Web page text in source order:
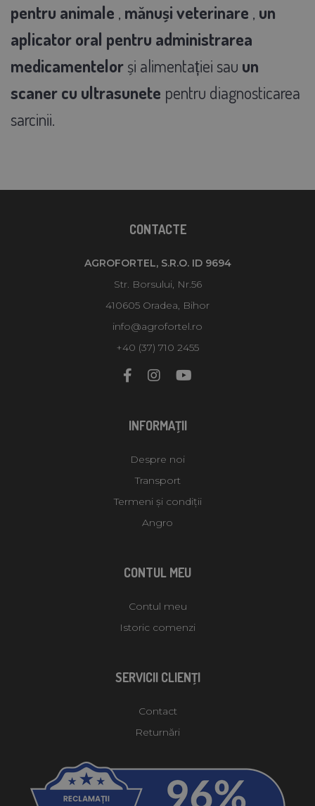
pentru animale , mănuși veterinare , un
aplicator oral pentru administrarea
medicamentelorși alimentației sau un
scaner cu ultrasunete pentru diagnosticarea
sarcinii.
CONTACTE
AGROFORTEL, S.R.O. ID 9694
Str. Borsului, Nr.56
410605 Oradea, Bihor
info@agrofortel.ro
+40 (37) 710 2455
INFORMAŢII
Despre noi
Transport
Termeni și condiții
Angro
CONTUL MEU
Contul meu
Istoric comenzi
SERVICII CLIENŢI
Contact
Returnări